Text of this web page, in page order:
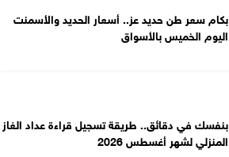
بكام سعر طن حديد عز.. أسعار الحديد والأسمنت
اليوم الخميس بالأسواق
بنفسك في دقائق.. طريقة تسجيل قراءة عداد الغاز
المنزلي لشهر أغسطس 2026